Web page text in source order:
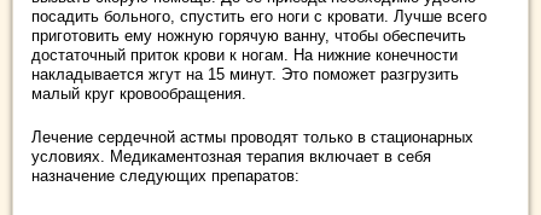
посадить больного, спустить его ноги с кровати. Лучше всего
приготовить ему ножную горячую ванну, чтобы обеспечить
достаточный приток крови к ногам. На нижние конечности
накладывается жгут на 15 минут. Это поможет разгрузить
малый круг кровообращения.
Лечение сердечной астмы проводят только в стационарных
условиях. Медикаментозная терапия включает в себя
назначение следующих препаратов: